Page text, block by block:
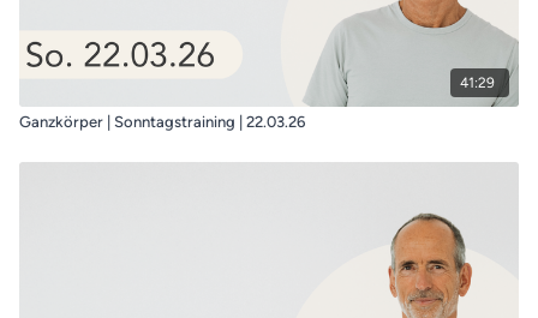
41:29
Ganzkörper | Sonntagstraining | 22.03.26